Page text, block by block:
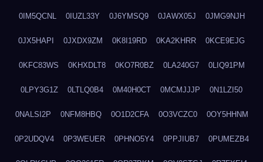
0IM5QCNL 0IUZL33Y 0J6YMSQ9 0JAWX05J 0JMG9NJH
0JX5HAPI 0JXDX9ZM 0K8I19RD 0KA2KHRR 0KCE9EJG
0KFC83WS 0KHXDLT8 0KO7R0BZ 0LA240G7 0LIQ91PM
0LPY3G1Z 0LTLQ0B4 0M40H0CT 0MCMJJJP 0N1LZI50
0NALSI2P 0NFM8HBQ 0O1D2CFA 0O3VCZC0 0OY5HHNM
0P2UDQV4 0P3WEUER 0PHNO5Y4 0PPJIUB7 0PUMEZB4